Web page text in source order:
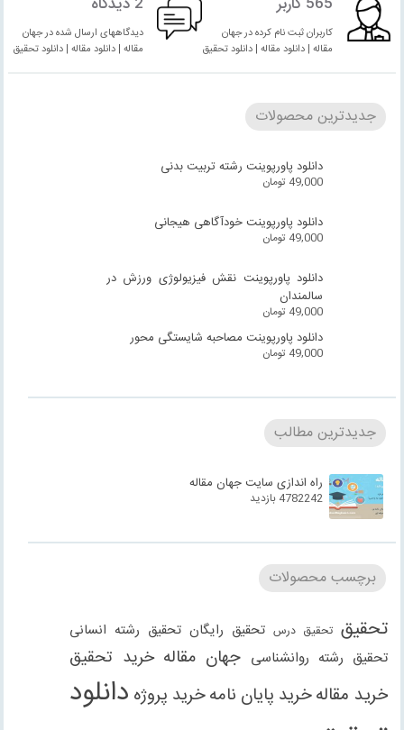
کاربران ثبت نام کرده در جهان
مقاله | دانلود مقاله | دانلود تحقیق
دیدگاههای ارسال شده در جهان
مقاله | دانلود مقاله | دانلود تحقیق
جدیدترین محصولات
دانلود پاورپوینت رشته تربیت بدنی
49,000 تومان
دانلود پاورپوینت خودآگاهی هیجانی
49,000 تومان
دانلود پاورپوینت نقش فیزیولوژی ورزش در
سالمندان
49,000 تومان
دانلود پاورپوینت مصاحبه شایستگی محور
49,000 تومان
جدیدترین مطالب
راه اندازی سایت جهان مقاله
4782242 بازدید
برچسب محصولات
تحقیق تحقیق درس تحقیق رایگان تحقیق رشته انسانی
تحقیق رشته روانشناسی جهان مقاله خرید تحقیق
خرید مقالهخرید پایان نامهخرید پروژه دانلود